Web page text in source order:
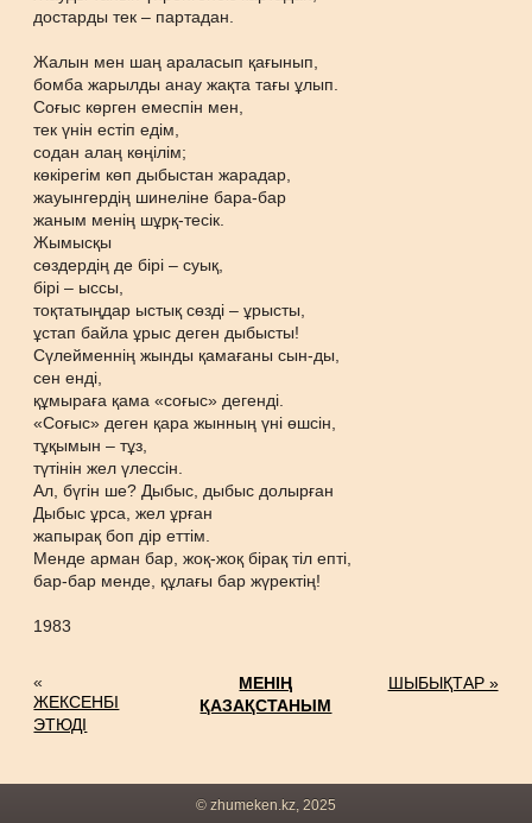
достарды тек – партадан.
Жалын мен шаң араласып қағынып,
бомба жарылды анау жақта тағы ұлып.
Соғыс көрген емеспін мен,
тек үнін естіп едім,
содан алаң көңілім;
көкірегім көп дыбыстан жарадар,
жауынгердің шинеліне бара-бар
жаным менің шұрқ-тесік.
Жымысқы
сөздердің де бірі – суық,
бірі – ыссы,
тоқтатыңдар ыстық сөзді – ұрысты,
ұстап байла ұрыс деген дыбысты!
Сүлейменнің жынды қамағаны сын-ды,
сен енді,
құмыраға қама «соғыс» дегенді.
«Соғыс» деген қара жынның үні өшсін,
тұқымын – тұз,
түтінін жел үлессін.
Ал, бүгін ше? Дыбыс, дыбыс долырған
Дыбыс ұрса, жел ұрған
жапырақ боп дір еттім.
Менде арман бар, жоқ-жоқ бірақ тіл епті,
бар-бар менде, құлағы бар жүректің!
1983
«
ЖЕКСЕНБІ
ЭТЮДІ
МЕНІҢ
ҚАЗАҚСТАНЫМ
ШЫБЫҚТАР »
© zhumeken.kz, 2025